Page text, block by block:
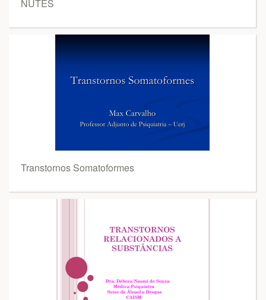
NUTES
Transtornos Somatoformes